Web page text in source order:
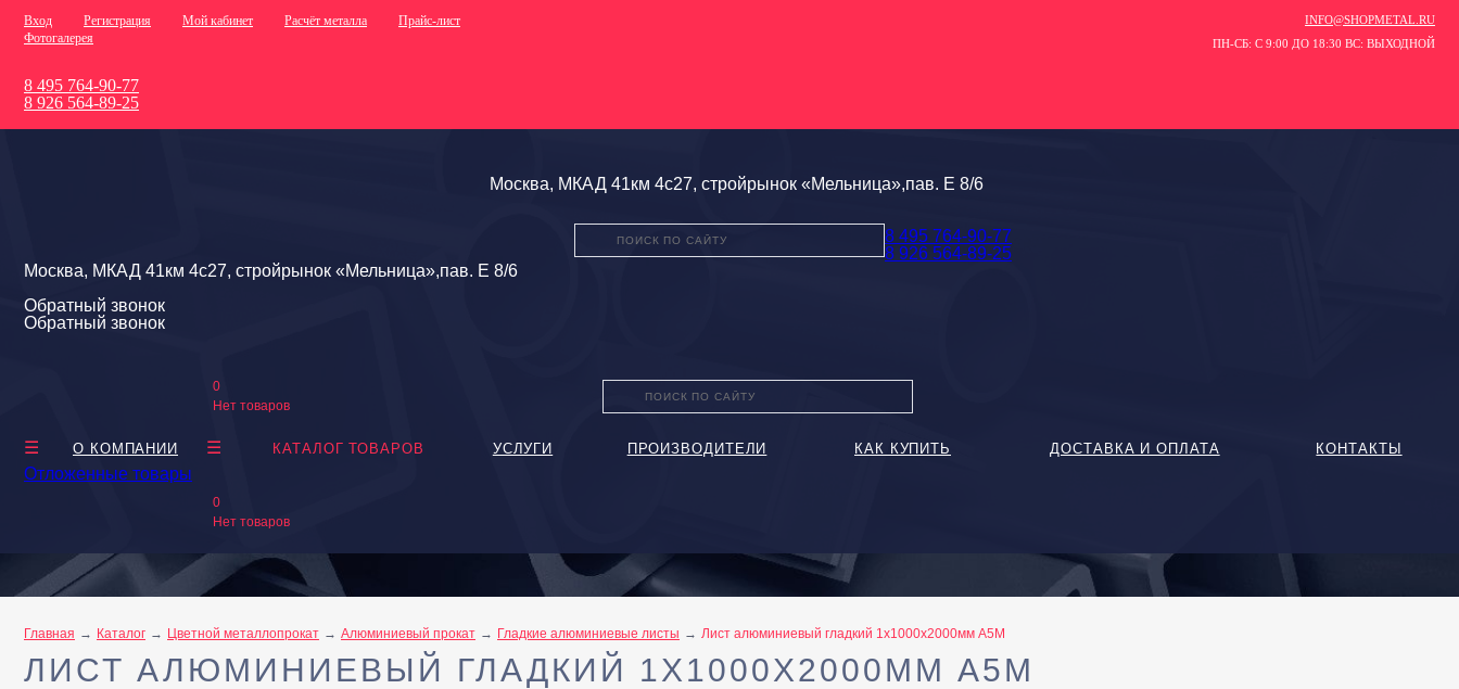
Вход Регистрация Мой кабинет Расчёт металла
Прайс-лист
Фотогалерея
INFO@SHOPMETAL.RU
ПН-СБ: С 9:00 ДО 18:30 ВС: ВЫХОДНОЙ
8 495 764-90-77
8 926 564-89-25
Москва, МКАД 41км 4с27, стройрынок «Мельница»,пав. Е 8/6
8 495 764-90-77
8 926 564-89-25
Москва, МКАД 41км 4с27, стройрынок «Мельница»,пав. Е 8/6
Обратный звонок
Обратный звонок
0
Нет товаров
О КОМПАНИИ КАТАЛОГ ТОВАРОВ УСЛУГИ ПРОИЗВОДИТЕЛИ КАК КУПИТЬ ДОСТАВКА И ОПЛАТА КОНТАКТЫ
Отложенные товары
0
Нет товаров
Главная Каталог Цветной металлопрокат Алюминиевый прокат Гладкие алюминиевые листы Лист алюминиевый гладкий 1х1000х2000мм А5М
ЛИСТ АЛЮМИНИЕВЫЙ ГЛАДКИЙ 1Х1000Х2000ММ А5М